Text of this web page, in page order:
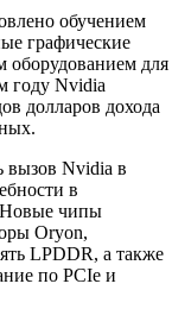
обучением
графические
оборудованием для
году Nvidia
долларов дохода
вызов Nvidia в
в
Новые чипы
Oryon,
LPDDR, а также
по PCIe и